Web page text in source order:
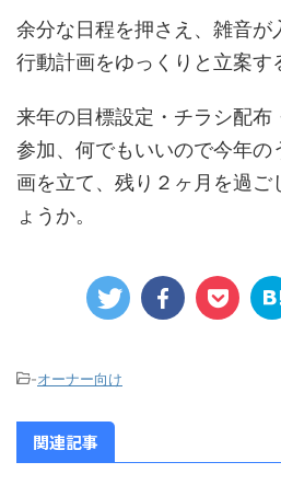
余分な日程を押さえ、雑音が
行動計画をゆっくりと立案す
来年の目標設定・チラシ配布
参加、何でもいいので今年の
画を立て、残り２ヶ月を過ご
ょうか。
-オーナー向け
関連記事